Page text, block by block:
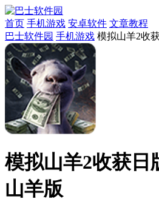
首页 手机游戏 安卓软件 文章教程
巴士软件园 手机游戏 模拟山羊2收
模拟山羊2收获日
山羊版